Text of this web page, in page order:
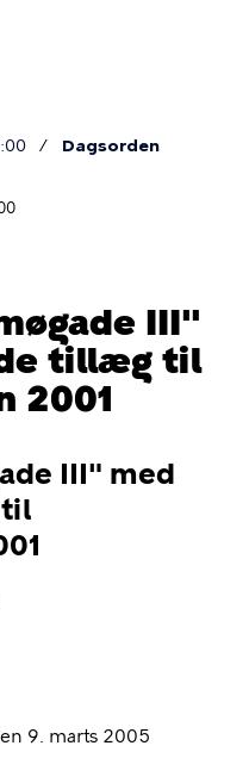
Dagsorden
III"
tillæg til
2001
III" med
9. marts 2005